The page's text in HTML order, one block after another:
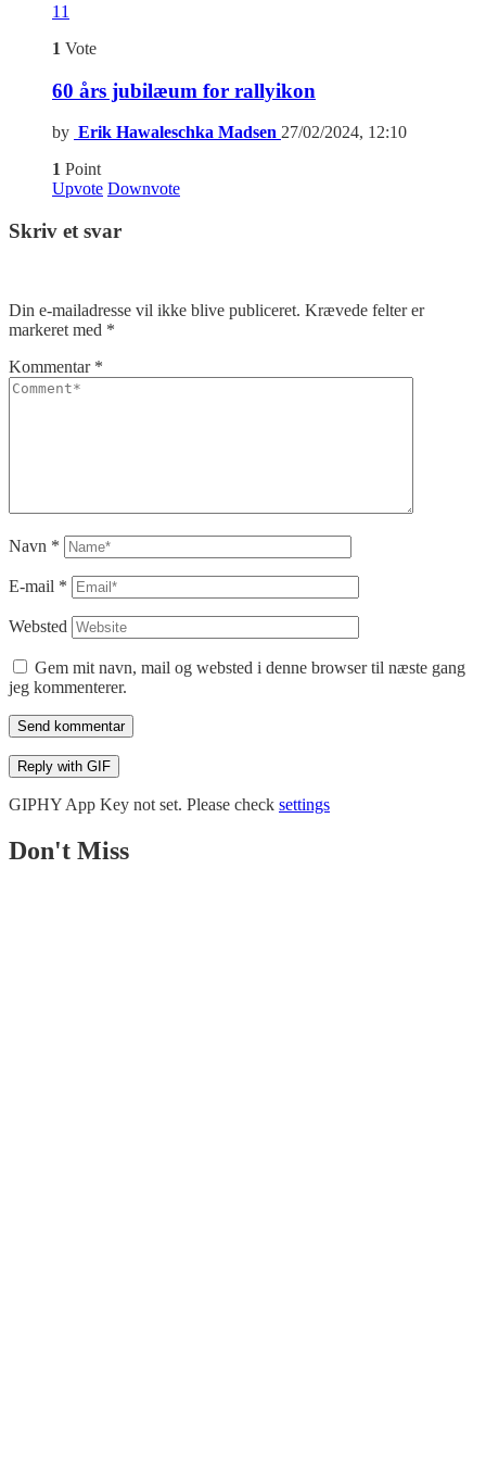
11
1 Vote
60 års jubilæum for rallyikon
by Erik Hawaleschka Madsen 27/02/2024, 12:10
1 Point
Upvote Downvote
Skriv et svar
Din e-mailadresse vil ikke blive publiceret. Krævede felter er
markeret med *
Kommentar *
Navn *
E-mail *
Websted
Gem mit navn, mail og websted i denne browser til næste gang
jeg kommenterer.
Send kommentar
Reply with GIF
GIPHY App Key not set. Please check settings
Don't Miss